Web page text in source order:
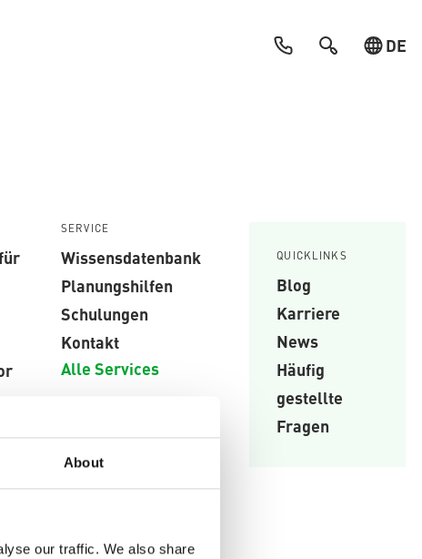
About
our traffic. We also share
DE
SERVICE
Wissensdatenbank
Planungshilfen
Schulungen
Kontakt
Alle Services
QUICKLINKS
Blog
Karriere
News
Häufig
gestellte
Fragen